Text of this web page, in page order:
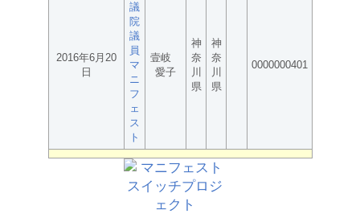
2016年6月20
日
議
院
議
員
マ
ニ
フ
ェ
ス
ト
壹岐
愛子
神
奈
川
県
神
奈
川
県
0000000401